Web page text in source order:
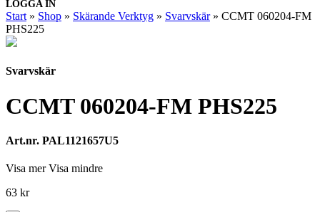
LOGGA IN
Start » Shop » Skärande Verktyg » Svarvskär» CCMT 060204-FM
PHS225
Svarvskär
CCMT 060204-FM PHS225
Art.nr. PAL1121657U5
Visa mer Visa mindre
63 kr